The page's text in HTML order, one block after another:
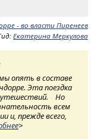
- во власти Пиренеев
Екатерина Меркулова
опять в составе
Эта поездка
Но
всем
и, прежде всего,
>